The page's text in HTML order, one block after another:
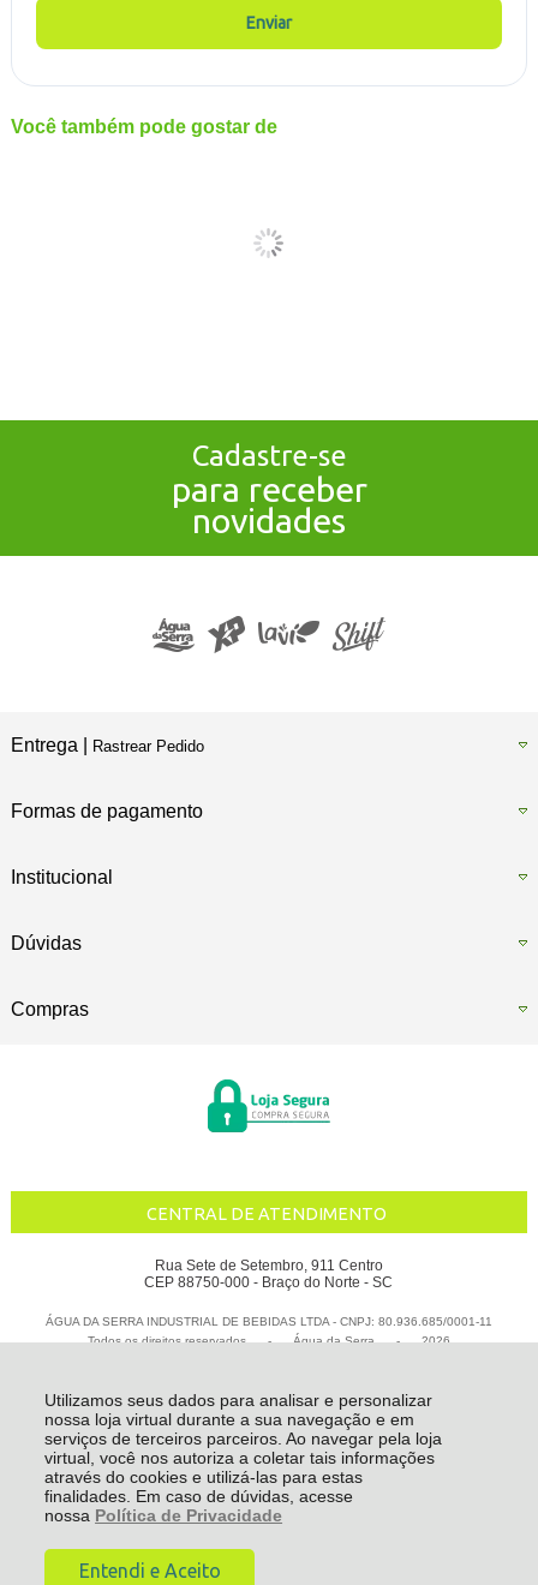
Utilizamos seus dados para analisar e personalizar
nossa loja virtual durante a sua navegação e em
serviços de terceiros parceiros. Ao navegar pela loja
virtual, você nos autoriza a coletar tais informações
através do cookies e utilizá-las para estas
finalidades. Em caso de dúvidas, acesse
nossa Política de Privacidade
Entendi e Aceito
Enviar
Você também pode gostar de
Cadastre-se
para receber
novidades
Entrega | Rastrear Pedido
Formas de pagamento
Institucional
Dúvidas
Compras
CENTRAL DE ATENDIMENTO
Rua Sete de Setembro, 911 Centro
CEP 88750-000 - Braço do Norte - SC
ÁGUA DA SERRA INDUSTRIAL DE BEBIDAS LTDA - CNPJ: 80.936.685/0001-11
Todos os direitos reservados-Água da Serra-2026